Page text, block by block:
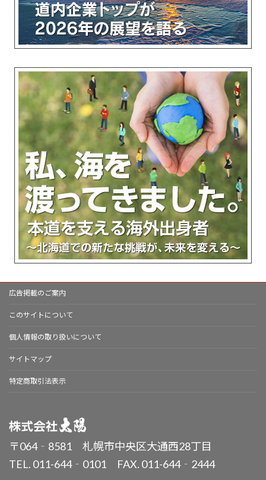
広告掲載のご案内
このサイトについて
個人情報の取り扱いについて
サイトマップ
特定商取引法表示
〒064‐8581 札幌市中央区大通西28丁目
TEL. 011-644‐0101 FAX. 011-644‐2444